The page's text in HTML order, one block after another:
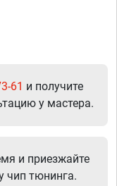
61 и получите
у мастера.
и приезжайте
чип тюнинга.